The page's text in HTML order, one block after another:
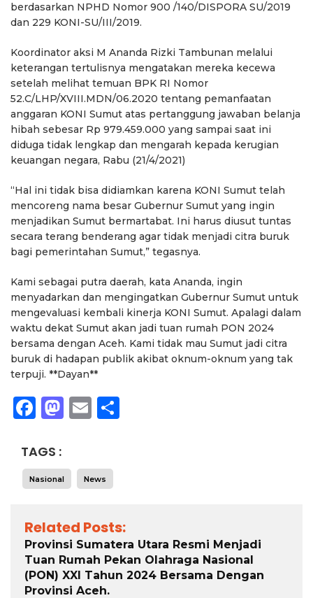
berdasarkan NPHD Nomor 900 /140/DISPORA SU/2019
dan 229 KONI-SU/III/2019.
Koordinator aksi M Ananda Rizki Tambunan melalui
keterangan tertulisnya mengatakan mereka kecewa
setelah melihat temuan BPK RI Nomor
52.C/LHP/XVIII.MDN/06.2020 tentang pemanfaatan
anggaran KONI Sumut atas pertanggung jawaban belanja
hibah sebesar Rp 979.459.000 yang sampai saat ini
diduga tidak lengkap dan mengarah kepada kerugian
keuangan negara, Rabu (21/4/2021)
“Hal ini tidak bisa didiamkan karena KONI Sumut telah
mencoreng nama besar Gubernur Sumut yang ingin
menjadikan Sumut bermartabat. Ini harus diusut tuntas
secara terang benderang agar tidak menjadi citra buruk
bagi pemerintahan Sumut,” tegasnya.
Kami sebagai putra daerah, kata Ananda, ingin
menyadarkan dan mengingatkan Gubernur Sumut untuk
mengevaluasi kembali kinerja KONI Sumut. Apalagi dalam
waktu dekat Sumut akan jadi tuan rumah PON 2024
bersama dengan Aceh. Kami tidak mau Sumut jadi citra
buruk di hadapan publik akibat oknum-oknum yang tak
terpuji. **Dayan**
Facebook
Mastodon
Email
TAGS :
Nasional News
Related Posts:
Provinsi Sumatera Utara Resmi Menjadi
Tuan Rumah Pekan Olahraga Nasional
(PON) XXI Tahun 2024 Bersama Dengan
Provinsi Aceh.